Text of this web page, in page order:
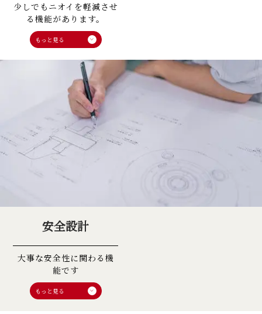
少しでもニオイを軽減させ
る機能があります。
安全設計
大事な安全性に関わる機
能です